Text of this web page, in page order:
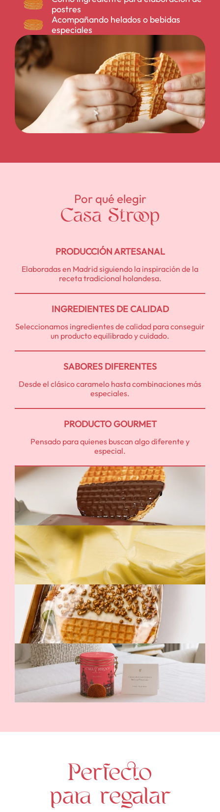
postres
Acompañando helados o bebidas
especiales
Por qué elegir
Casa Stroop
PRODUCCIÓN ARTESANAL
Elaboradas en Madrid siguiendo la inspiración de la
receta tradicional holandesa.
INGREDIENTES DE CALIDAD
Seleccionamos ingredientes de calidad para conseguir
un producto equilibrado y cuidado.
SABORES DIFERENTES
Desde el clásico caramelo hasta combinaciones más
especiales.
PRODUCTO GOURMET
Pensado para quienes buscan algo diferente y
especial.
Perfecto
para regalar